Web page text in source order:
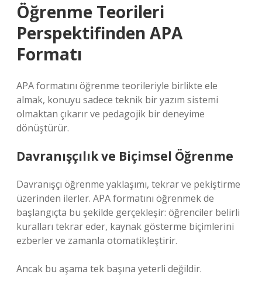
Öğrenme Teorileri
Perspektifinden APA
Formatı
APA formatını öğrenme teorileriyle birlikte ele
almak, konuyu sadece teknik bir yazım sistemi
olmaktan çıkarır ve pedagojik bir deneyime
dönüştürür.
Davranışçılık ve Biçimsel Öğrenme
Davranışçı öğrenme yaklaşımı, tekrar ve pekiştirme
üzerinden ilerler. APA formatını öğrenmek de
başlangıçta bu şekilde gerçekleşir: öğrenciler belirli
kuralları tekrar eder, kaynak gösterme biçimlerini
ezberler ve zamanla otomatikleştirir.
Ancak bu aşama tek başına yeterli değildir.